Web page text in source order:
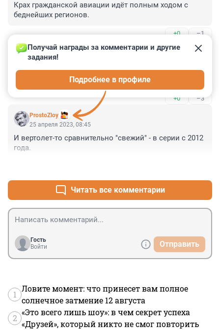
Крах гражданской авиации идёт полным ходом с
беднейших регионов.
+0 –1
Гость
25 апреля 2023, 10:32
Очень удивило наличие у нас санавиации, наверное
последний был вертолёт на всю страну...
+0 –3
ProstoZloy
Получай награды за комментарии и другие
задания!
Подробнее в профиле
25 апреля 2023, 08:45
И вертолет-то сравнительно "свежий" - в серии с 2012
года.
Читать все комментарии
Гость
Войти
Отправить
1
Ловите момент: что принесет вам полное
солнечное затмение 12 августа
2
«Это всего лишь шоу»: в чем секрет успеха
«Друзей», который никто не смог повторить